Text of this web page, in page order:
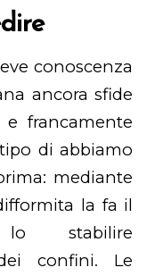
conoscenza
ancora sfide
francamente
di abbiamo
mediante
la fa il
stabilire
confini. Le